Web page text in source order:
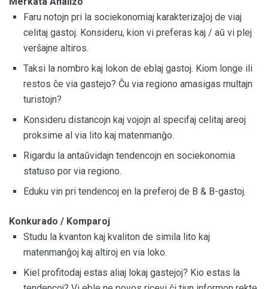
Faru notojn pri la sociekonomiaj karakterizaĵoj de viaj
celitaj gastoj. Konsideru, kion vi preferas kaj / aŭ vi plej
verŝajne altiros.
Taksi la nombro kaj lokon de eblaj gastoj. Kiom longe ili
restos ĉe via gastejo? Ĉu via regiono amasigas multajn
turistojn?
Konsideru distancojn kaj vojojn al specifaj celitaj areoj
proksime al via lito kaj matenmanĝo.
Rigardu la antaŭvidajn tendencojn en sociekonomia
statuso por via regiono.
Eduku vin pri tendencoj en la preferoj de B & B-gastoj.
Konkurado / Komparoj
Studu la kvanton kaj kvaliton de simila lito kaj
matenmanĝoj kaj altiroj en via loko.
Kiel profitodaj estas aliaj lokaj gastejoj? Kio estas la